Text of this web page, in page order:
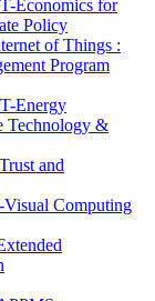
Economics for
Policy
of Things :
Program
Energy
Technology &
and
Computing